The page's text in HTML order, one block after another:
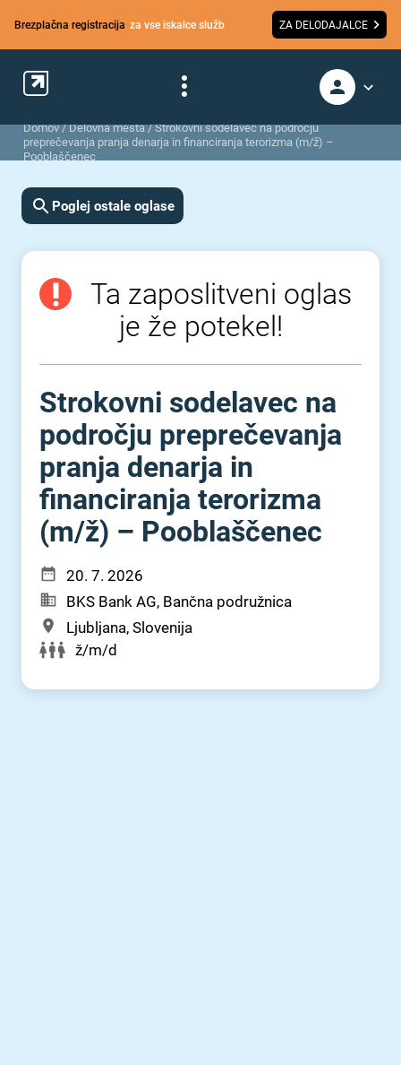
Brezplačna registracija za vse iskalce služb ZA DELODAJALCE
Domov/Delovna mesta/Strokovni sodelavec na področju
preprečevanja pranja denarja in financiranja terorizma (m/ž) –
Pooblaščenec
Poglej ostale oglase
Ta zaposlitveni oglas
je že potekel!
Strokovni sodelavec na
področju preprečevanja
pranja denarja in
financiranja terorizma
(m⁠/⁠ž) – Pooblaščenec
20. 7. 2026
BKS Bank AG, Bančna podružnica
Ljubljana, Slovenija
ž/m/d